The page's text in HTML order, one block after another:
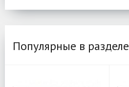
Популярные в разделе